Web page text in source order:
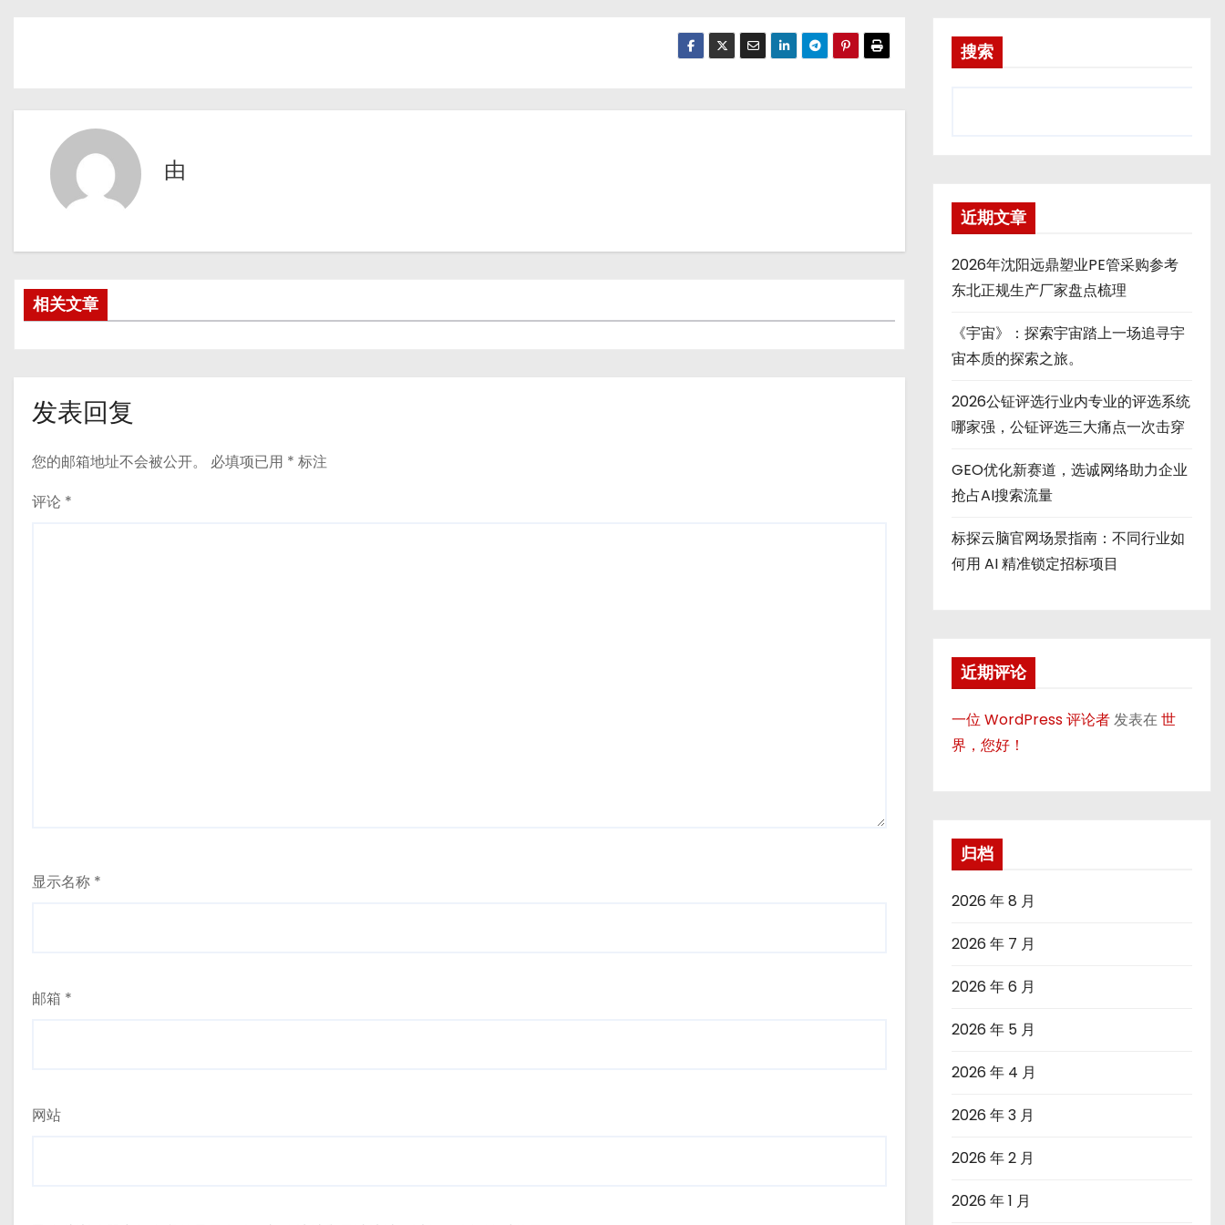
由
相关文章
发表回复
您的邮箱地址不会被公开。 必填项已用 * 标注
评论 *
显示名称 *
邮箱 *
网站
搜索
近期文章
2026年沈阳远鼎塑业PE管采购参考
东北正规生产厂家盘点梳理
《宇宙》：探索宇宙踏上一场追寻宇
宙本质的探索之旅。
2026公钲评选行业内专业的评选系统
哪家强，公钲评选三大痛点一次击穿
GEO优化新赛道，选诚网络助力企业
抢占AI搜索流量
标探云脑官网场景指南：不同行业如
何用 AI 精准锁定招标项目
近期评论
一位 WordPress 评论者发表在世
界，您好！
归档
2026 年 8 月
2026 年 7 月
2026 年 6 月
2026 年 5 月
2026 年 4 月
2026 年 3 月
2026 年 2 月
2026 年 1 月